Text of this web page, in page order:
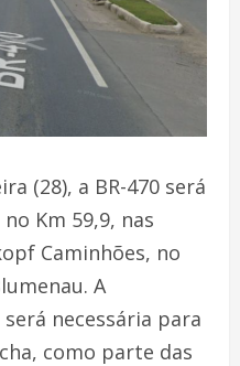
(28), a BR-470 será
Km 59,9, nas
Caminhões, no
A
necessária para
como parte das